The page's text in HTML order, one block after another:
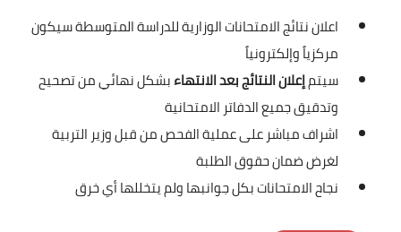
اعلان نتائج الامتحانات الوزارية للدراسة المتوسطة سيكون
مركزياً وإلكترونياً
سيتمإعلان النتائج بعد الانتهاءبشكل نهائي من تصحيح
وتدقيق جميع الدفاتر الامتحانية
اشراف مباشر على عملية الفحص من قبل وزير التربية
لغرض ضمان حقوق الطلبة
نجاح الامتحانات بكل جوانبها ولم يتخللها أي خرق